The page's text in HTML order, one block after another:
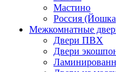
Мастино
Россия
Межкомнатные
Двери ПВХ
Двери